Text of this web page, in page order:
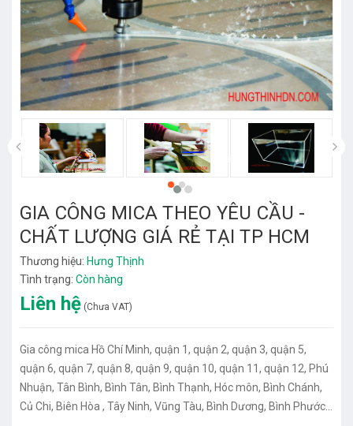
GIA CÔNG MICA THEO YÊU CẦU -
CHẤT LƯỢNG GIÁ RẺ TẠI TP HCM
Thương hiệu: Hưng Thịnh
Tình trạng: Còn hàng
Liên hệ (Chưa VAT)
Gia công mica Hồ Chí Minh, quận 1, quận 2, quận 3, quận 5,
quận 6, quận 7, quận 8, quận 9, quận 10, quận 11, quận 12, Phú
Nhuận, Tân Bình, Bình Tân, Bình Thạnh, Hóc môn, Bình Chánh,
Củ Chi, Biên Hòa , Tây Ninh, Vũng Tàu, Bình Dương, Bình Phước,